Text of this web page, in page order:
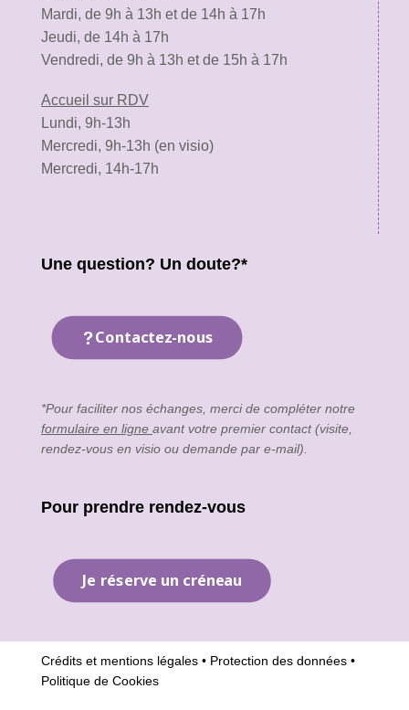
Mardi, de 9h à 13h et de 14h à 17h
Jeudi, de 14h à 17h
Vendredi, de 9h à 13h et de 15h à 17h
Accueil sur RDV
Lundi, 9h-13h
Mercredi, 9h-13h (en visio)
Mercredi, 14h-17h
Une question? Un doute?*
Contactez-nous
*Pour faciliter nos échanges, merci de compléter notre
formulaire en ligne avant votre premier contact (visite,
rendez-vous en visio ou demande par e-mail).
Pour prendre rendez-vous
Je réserve un créneau
Crédits et mentions légales • Protection des données •
Politique de Cookies